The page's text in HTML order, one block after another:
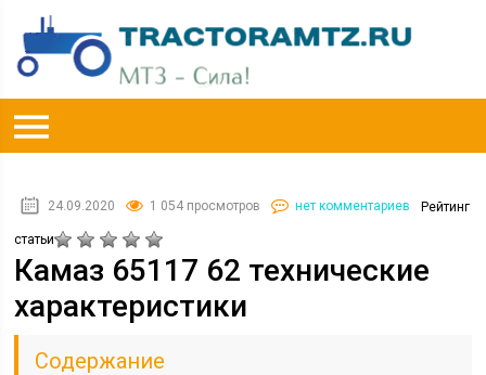
24.09.2020 1 054 просмотров нет комментариев Рейтинг
статьи
Камаз 65117 62 технические
характеристики
Содержание